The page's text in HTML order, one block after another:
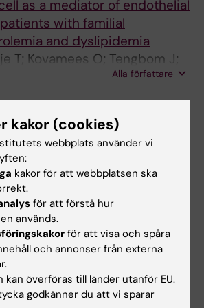
as a mediator of endothelial
with familial
and dyslipidemia
T; Kovamees O; Tengbom J;
M; Yang J; Zhou Z;
Alla författare
RESEARCH IN CARDIOLOGY.
patients with ST-elevation
induce cardioprotection
P2Y13receptor and
Mahdi A; Jurga J; Tengbom J;
D; Bohm F; Zhou Z; Yang J;
Alla författare
TO TRANSLATIONAL
204
Vascular Dysfunction in
kakor (cookies)
webbplats använder vi
kakor för att webbplatsen ska
för att förstå hur
används.
för att visa och spåra
och annonser från externa
kan överföras till länder utanför EU.
godkänner du att vi sparar